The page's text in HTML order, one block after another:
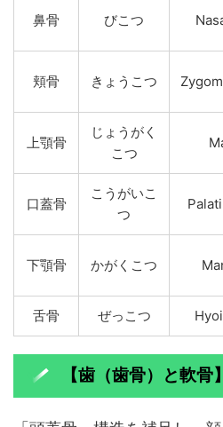
鼻骨 びこつ
頬骨 きょうこつ
上顎骨
じょうがく
こつ
口蓋骨
こうがいこ
つ
下顎骨 かがくこつ
舌骨 ぜっこつ
【歯（歯骨）と軟骨